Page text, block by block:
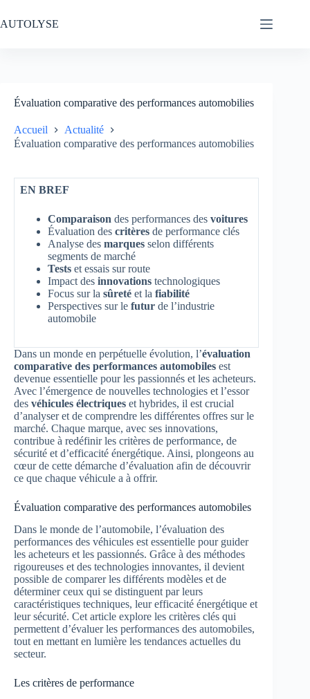
au
contenu
AUTOLYSE
Évaluation comparative des performances automobilies
Accueil
Actualité
Évaluation comparative des performances automobilies
EN BREF
Comparaison des performances des voitures
Évaluation des critères de performance clés
Analyse des marques selon différents
segments de marché
Tests et essais sur route
Impact des innovations technologiques
Focus sur la sûreté et la fiabilité
Perspectives sur le futur de l’industrie
automobile
Dans un monde en perpétuelle évolution, l’évaluation
comparative des performances automobiles est
devenue essentielle pour les passionnés et les acheteurs.
Avec l’émergence de nouvelles technologies et l’essor
des véhicules électriques et hybrides, il est crucial
d’analyser et de comprendre les différentes offres sur le
marché. Chaque marque, avec ses innovations,
contribue à redéfinir les critères de performance, de
sécurité et d’efficacité énergétique. Ainsi, plongeons au
cœur de cette démarche d’évaluation afin de découvrir
ce que chaque véhicule a à offrir.
Évaluation comparative des performances automobiles
Dans le monde de l’automobile, l’évaluation des
performances des véhicules est essentielle pour guider
les acheteurs et les passionnés. Grâce à des méthodes
rigoureuses et des technologies innovantes, il devient
possible de comparer les différents modèles et de
déterminer ceux qui se distinguent par leurs
caractéristiques techniques, leur efficacité énergétique et
leur sécurité. Cet article explore les critères clés qui
permettent d’évaluer les performances des automobiles,
tout en mettant en lumière les tendances actuelles du
secteur.
Les critères de performance